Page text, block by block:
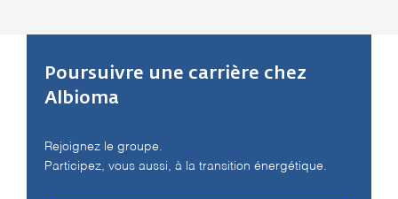
Poursuivre une carrière chez
Albioma
Rejoignez le groupe.
Participez, vous aussi, à la transition énergétique.